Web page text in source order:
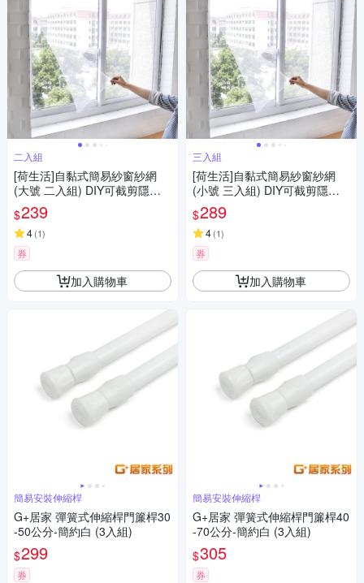
二入組
[荷生活]自黏式簡易紗窗紗網
(大號 二入組) DIY可截剪隱形
紗窗 附魔術貼
$239
4(1)
券
加入購物車
簡易安裝伸縮桿
G+居家 彈簧式伸縮桿門簾桿30
-50公分-簡約白 (3入組)
$299
券
三入組
[荷生活]自黏式簡易紗窗紗網
(小號 三入組) DIY可截剪隱形
紗窗 附魔術貼
$289
4(1)
券
加入購物車
簡易安裝伸縮桿
G+居家 彈簧式伸縮桿門簾桿40
-70公分-簡約白 (3入組)
$305
券